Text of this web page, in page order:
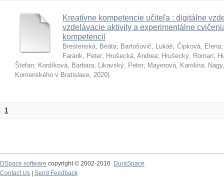
Kreatívne kompetencie učiteľa : digitálne
vzdelávacie aktivity a experimentálne
kompetencií
Brestenská, Beáta; Bartošovič, Lukáš; Čipková, Elena
Farárik, Peter; Hrušecká, Andrea; Hrušecký, Roman;
Štefan; Kordíková, Barbara; Likavský, Peter; Mayerová, Karolína;
Komenského v Bratislave, 2020)
1
DSpace software copyright © 2002-2016
DuraSpace
Contact Us
Send Feedback